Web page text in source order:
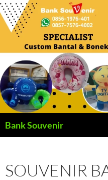
Langsung
ke
Bank Souvenir
SOUVENIR